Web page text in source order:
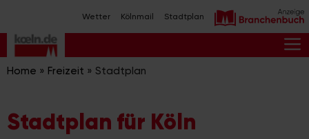
Inhalt
springen
Wetter Kölnmail Stadtplan
Home » Freizeit » Stadtplan
Stadtplan für Köln